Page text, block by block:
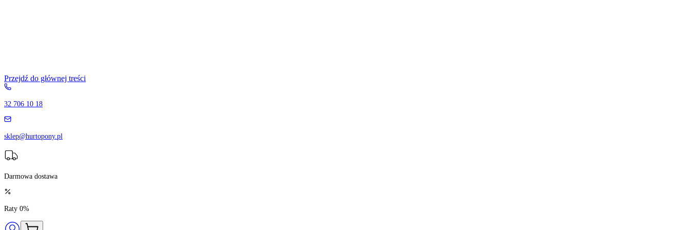
Przejdź do głównej treści
32 706 10 18
sklep@hurtopony.pl
Darmowa dostawa